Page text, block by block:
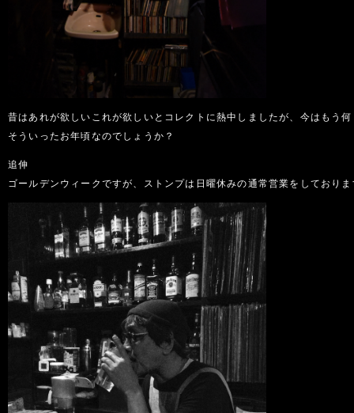
昔はあれが欲しいこれが欲しいとコレクトに熱中しましたが、今はもう
そういったお年頃なのでしょうか？
追伸
ゴールデンウィークですが、ストンプは日曜休みの通常営業をしており